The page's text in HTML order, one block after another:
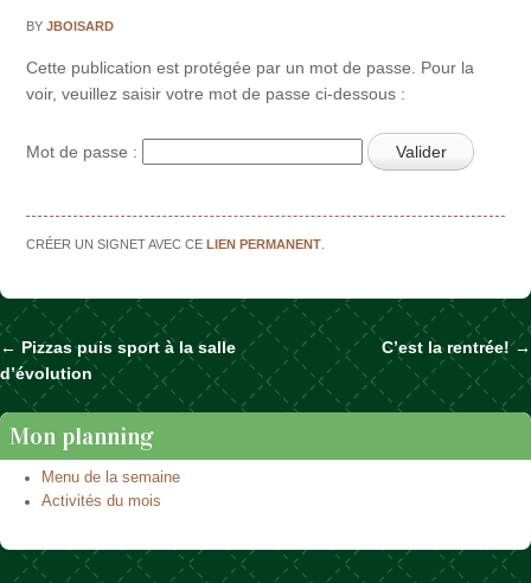
BYJBOISARD
Cette publication est protégée par un mot de passe. Pour la
voir, veuillez saisir votre mot de passe ci-dessous :
Mot de passe :
CRÉER UN SIGNET AVEC CELIEN PERMANENT
Naviguer dans les articles
←Pizzas puis sport à la salle
d’évolution
C’est la rentrée!→
Mon planning
Menu de la semaine
Activités du mois